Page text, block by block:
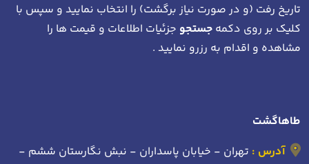
تاریخ رفت (و در صورت نیاز برگشت) را انتخاب نمایید و سپس با
کلیک بر روی دکمه جستجو جزئیات اطلاعات و قیمت ها را
مشاهده و اقدام به رزرو نمایید .
طاهاگشت
آدرس : تهران - خیابان پاسداران - نبش نگارستان ششم -